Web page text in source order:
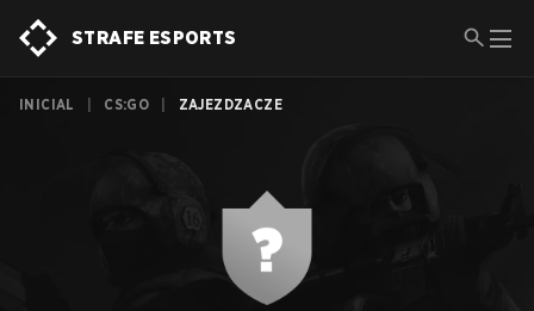
STRAFE ESPORTS
INICIAL CS:GO ZAJEZDZACZE